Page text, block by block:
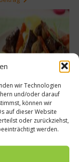
wir Technologien
und/oder darauf
können wir
auf dieser Website
oder zurückziehst,
werden.